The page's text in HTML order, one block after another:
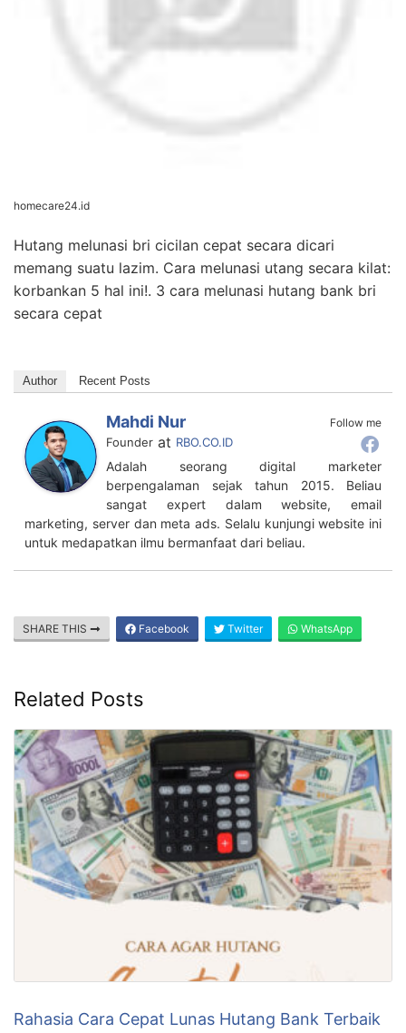
homecare24.id
Hutang melunasi bri cicilan cepat secara dicari
memang suatu lazim. Cara melunasi utang secara kilat:
korbankan 5 hal ini!. 3 cara melunasi hutang bank bri
secara cepat
Author Recent Posts
Follow me
Mahdi Nur
Founder at RBO.CO.ID
Adalah seorang digital marketer
berpengalaman sejak tahun 2015. Beliau
sangat expert dalam website, email
marketing, server dan meta ads. Selalu kunjungi website ini
untuk medapatkan ilmu bermanfaat dari beliau.
SHARE THIS Facebook Twitter WhatsApp
Related Posts
Rahasia Cara Cepat Lunas Hutang Bank Terbaik